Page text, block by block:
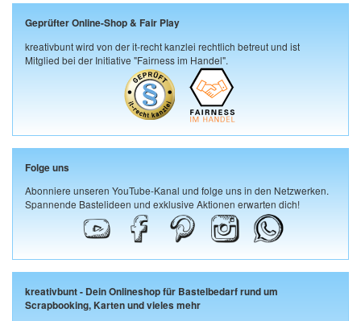
Geprüfter Online-Shop & Fair Play
kreativbunt wird von der it-recht kanzlei rechtlich betreut und ist
Mitglied bei der Initiative "Fairness im Handel".
Folge uns
Abonniere unseren YouTube-Kanal und folge uns in den Netzwerken.
Spannende Bastelideen und exklusive Aktionen erwarten dich!
kreativbunt - Dein Onlineshop für Bastelbedarf rund um
Scrapbooking, Karten und vieles mehr